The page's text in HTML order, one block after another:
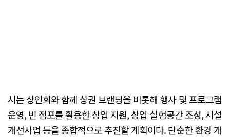
시는 상인회와 함께 상권 브랜딩을 비롯해 행사 및 프로그램
운영, 빈 점포를 활용한 창업 지원, 창업 실험공간 조성, 시설
개선사업 등을 종합적으로 추진할 계획이다. 단순한 환경 개